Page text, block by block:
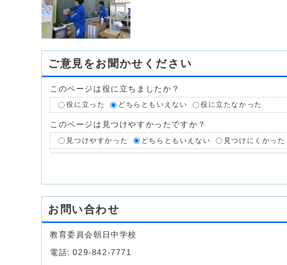
ご意見をお聞かせください
このページは役に立ちましたか？
役に立った どちらともいえない 役に立たなかった
このページは見つけやすかったですか？
見つけやすかった どちらともいえない 見つけにくかった
お問い合わせ
教育委員会朝日中学校
電話: 029-842-7771